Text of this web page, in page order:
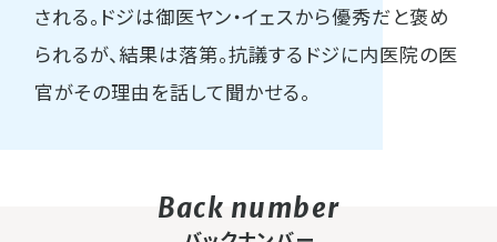
される。ドジは御医ヤン・イェスから優秀だと褒め
られるが、結果は落第。抗議するドジに内医院の医
官がその理由を話して聞かせる。